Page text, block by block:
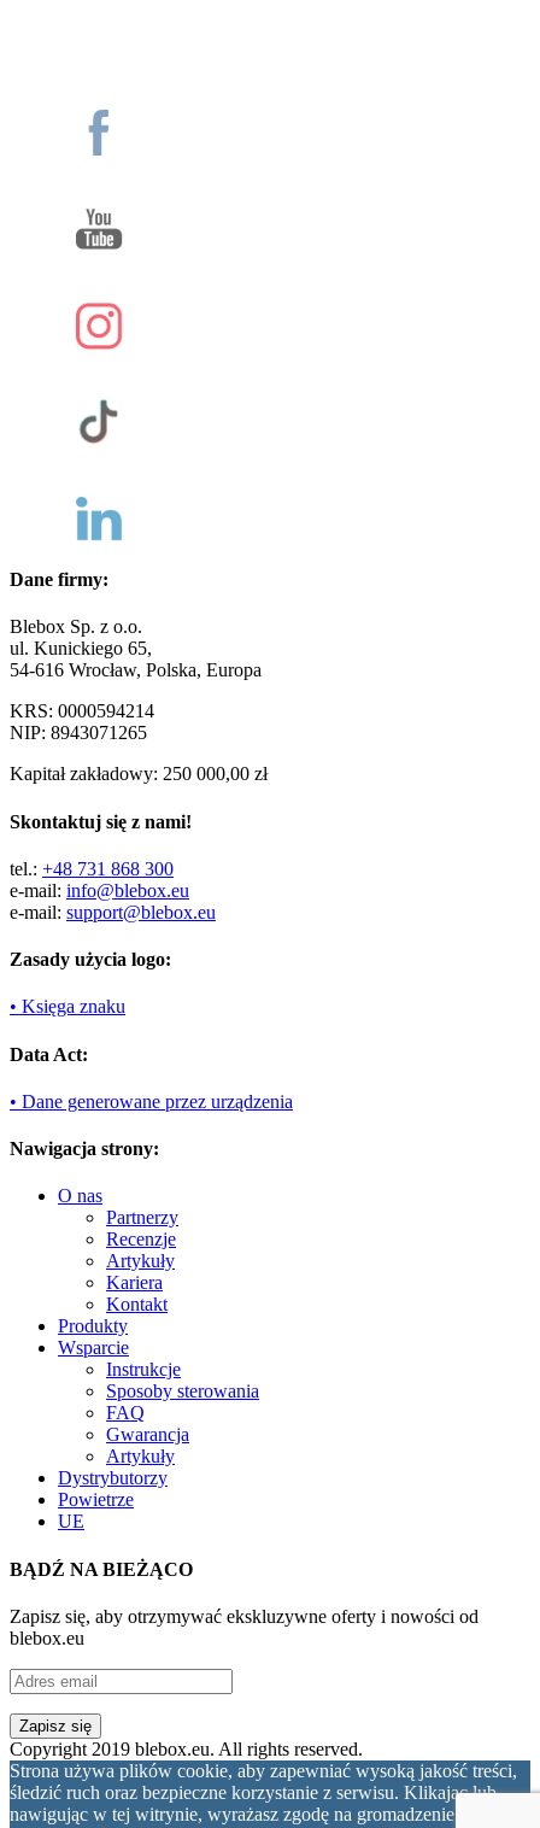
Dane firmy:
Blebox Sp. z o.o.
ul. Kunickiego 65,
54-616 Wrocław, Polska, Europa
KRS: 0000594214
NIP: 8943071265
Kapitał zakładowy: 250 000,00 zł
Skontaktuj się z nami!
tel.: +48 731 868 300
e-mail: info@blebox.eu
e-mail: support@blebox.eu
Zasady użycia logo:
• Księga znaku
Data Act:
• Dane generowane przez urządzenia
Nawigacja strony:
O nas
Partnerzy
Recenzje
Artykuły
Kariera
Kontakt
Produkty
Wsparcie
Instrukcje
Sposoby sterowania
FAQ
Gwarancja
Artykuły
Dystrybutorzy
Powietrze
UE
BĄDŹ NA BIEŻĄCO
Zapisz się, aby otrzymywać ekskluzywne oferty i nowości od
blebox.eu
Copyright 2019 blebox.eu. All rights reserved.
Strona używa plików cookie, aby zapewniać wysoką jakość treści,
śledzić ruch oraz bezpieczne korzystanie z serwisu. Klikając lub
nawigując w tej witrynie, wyrażasz zgodę na gromadzenie